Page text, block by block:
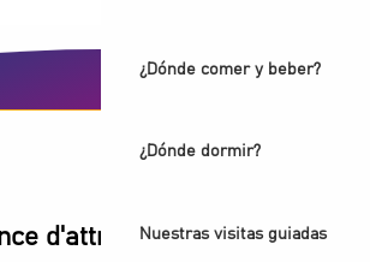
¿Dónde comer y beber?
¿Dónde dormir?
Nuestras visitas guiadas
d'attractivité POP